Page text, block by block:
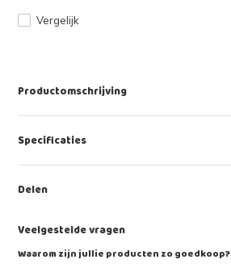
Vergelijk
Productomschrijving
Specificaties
Delen
Veelgestelde vragen
Waarom zijn jullie producten zo goedkoop?